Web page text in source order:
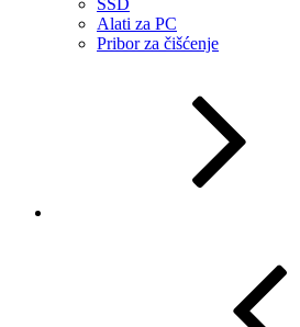
Alati za PC
Pribor za čišćenje